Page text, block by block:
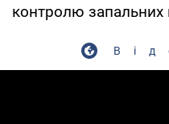
контролю запальних